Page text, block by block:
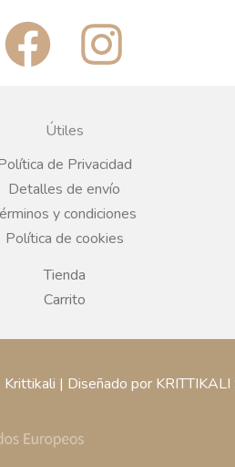
F
a
c
e
b
o
o
k
I
n
t
a
a
m
Útiles
de Privacidad
Detalles de envío
y condiciones
Política de cookies
Tienda
Carrito
| Diseñado por KRITTIKALI